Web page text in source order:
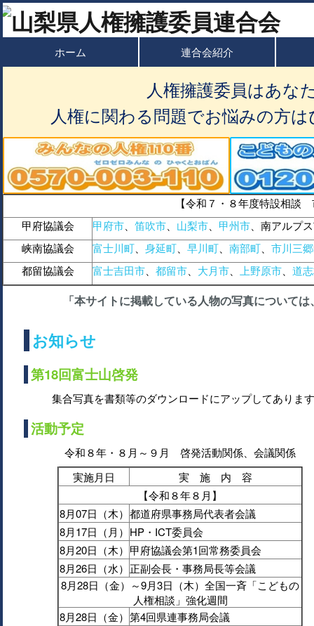
ホーム 連合会紹介
人権擁護委員はあな
人権に関わる問題でお悩みの方
【令和７・８年度特設相談
甲府協議会
甲府市 笛吹市 山梨市 甲州市 、南アルプ
峡南協議会
富士川町 身延町 早川町 南部町
市川三
都留協議会
富士吉田市 都留市 大月市 上野原市 道
「本サイトに掲載している人物の写真について
お知らせ
第18回富士山啓発
集合写真を書類等のダウンロードにアップしてありま
活動予定
令和８年・８月～９月 啓発活動関係、会議関係
実施月日
実 施 内 容
【令和８年８月】
8月07日（木） 都道府県事務局代表者会議
8月17日（月） HP・ICT委員会
8月20日（木） 甲府協議会第1回常務委員会
8月26日（水） 正副会長・事務局長等会議
8月28日（金）～9月3日（木）全国一斉「こどもの
人権相談」強化週間
8月28日（金） 第4回県連事務局会議